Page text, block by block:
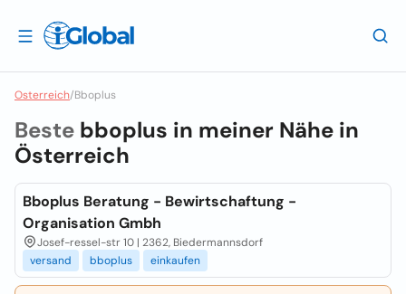
Osterreich/Bboplus
Beste bboplus in meiner Nähe in
Österreich
Bboplus Beratung - Bewirtschaftung -
Organisation Gmbh
Josef-ressel-str 10 | 2362, Biedermannsdorf
versand
bboplus einkaufen